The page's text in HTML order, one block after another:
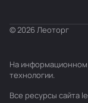
© 2026 Леоторг
На
технологии.
Все ресурсы сайта